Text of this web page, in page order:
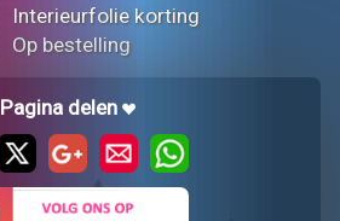
Interieurfolie korting
Op bestelling
Pagina delen